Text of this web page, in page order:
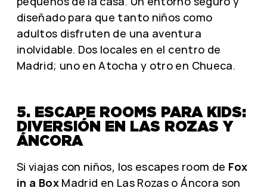
diseñado para que tanto niños como
adultos disfruten de una aventura
inolvidable. Dos locales en el centro de
Madrid; uno en Atocha y otro en Chueca.
5. ESCAPE ROOMS PARA KIDS:
DIVERSIÓN EN LAS ROZAS Y
ÁNCORA
Si viajas con niños, los escapes room de Fox
in a BoxMadrid en Las Rozas o Áncora son